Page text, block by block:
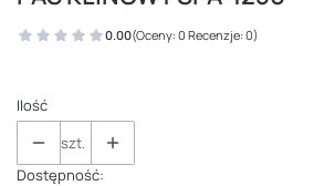
0.00(Oceny: 0 Recenzje: 0)
Ilość
szt.
Dostępność: